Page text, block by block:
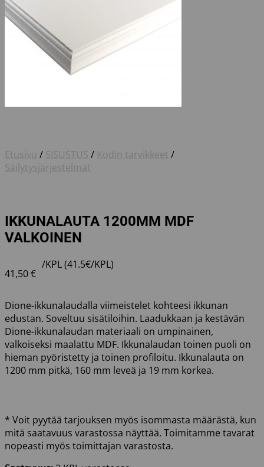
Etusivu / SISUSTUS / Kodin tarvikkeet /
Säilytysjärjestelmät
IKKUNALAUTA 1200MM MDF
VALKOINEN
41,50€
/KPL (41.5€/KPL)
Dione-ikkunalaudalla viimeistelet kohteesi ikkunan
edustan. Soveltuu sisätiloihin. Laadukkaan ja kestävän
Dione-ikkunalaudan materiaali on umpinainen,
valkoiseksi maalattu MDF. Ikkunalaudan toinen puoli on
hieman pyöristetty ja toinen profiloitu. Ikkunalauta on
1200 mm pitkä, 160 mm leveä ja 19 mm korkea.
* Voit pyytää tarjouksen myös isommasta määrästä, kun
mitä saatavuus varastossa näyttää. Toimitamme tavarat
nopeasti myös toimittajan varastosta.